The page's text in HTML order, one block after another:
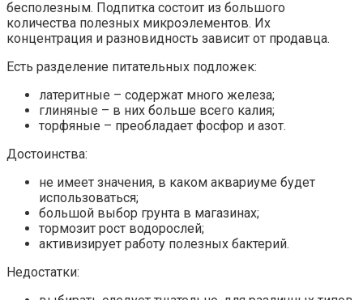
бесполезным. Подпитка состоит из большого
количества полезных микроэлементов. Их
концентрация и разновидность зависит от продавца.
Есть разделение питательных подложек:
латеритные – содержат много железа;
глиняные – в них больше всего калия;
торфяные – преобладает фосфор и азот.
Достоинства:
не имеет значения, в каком аквариуме будет
использоваться;
большой выбор грунта в магазинах;
тормозит рост водорослей;
активизирует работу полезных бактерий.
Недостатки: